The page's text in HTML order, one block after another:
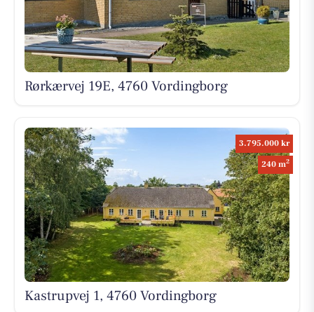
Rørkærvej 19E, 4760 Vordingborg
3.795.000 kr
240 m2
Kastrupvej 1, 4760 Vordingborg